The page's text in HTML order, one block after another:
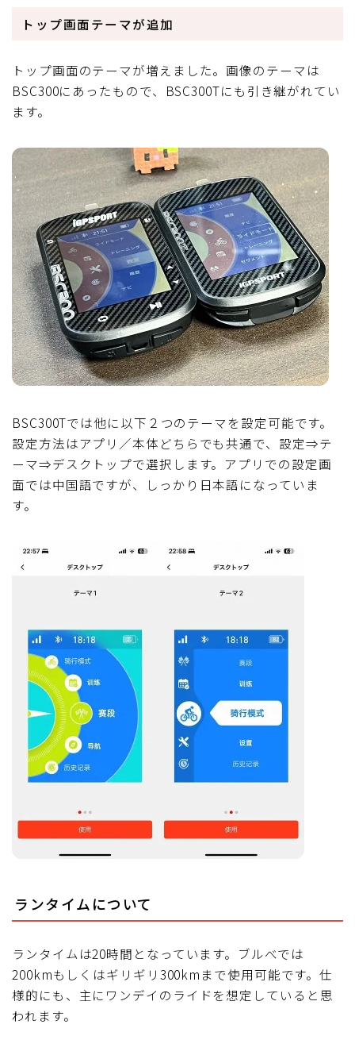
トップ画面テーマが追加
トップ画面のテーマが増えました。画像のテーマは
BSC300にあったもので、BSC300Tにも引き継がれてい
ます。
BSC300Tでは他に以下２つのテーマを設定可能です。
設定方法はアプリ／本体どちらでも共通で、設定⇒テ
ーマ⇒デスクトップで選択します。アプリでの設定画
面では中国語ですが、しっかり日本語になっていま
す。
ランタイムについて
ランタイムは20時間となっています。ブルべでは
200kmもしくはギリギリ300kmまで使用可能です。仕
様的にも、主にワンデイのライドを想定していると思
われます。